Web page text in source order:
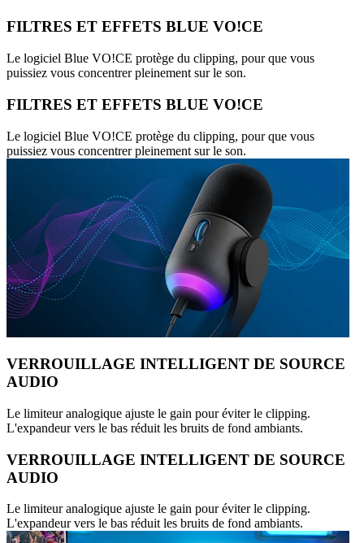
FILTRES ET EFFETS BLUE VO!CE
Le logiciel Blue VO!CE protège du clipping, pour que vous
puissiez vous concentrer pleinement sur le son.
FILTRES ET EFFETS BLUE VO!CE
Le logiciel Blue VO!CE protège du clipping, pour que vous
puissiez vous concentrer pleinement sur le son.
VERROUILLAGE INTELLIGENT DE SOURCE
AUDIO
Le limiteur analogique ajuste le gain pour éviter le clipping.
L'expandeur vers le bas réduit les bruits de fond ambiants.
VERROUILLAGE INTELLIGENT DE SOURCE
AUDIO
Le limiteur analogique ajuste le gain pour éviter le clipping.
L'expandeur vers le bas réduit les bruits de fond ambiants.